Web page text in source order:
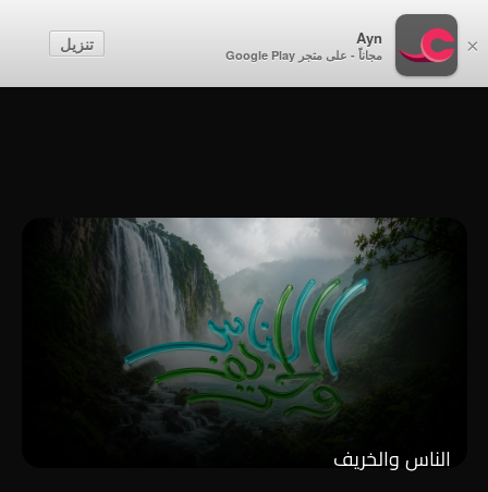
×
Ayn
مجاناً - على متجر Google Play
تنزيل
إنشاء حساب
الناس والخريف